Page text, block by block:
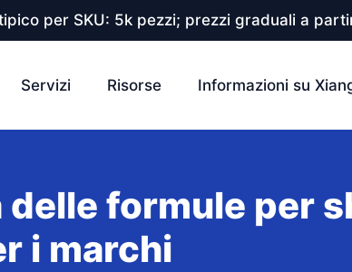
per SKU: 5k pezzi; prezzi graduali a
Servizi Risorse Informazioni su
delle formule per
i marchi